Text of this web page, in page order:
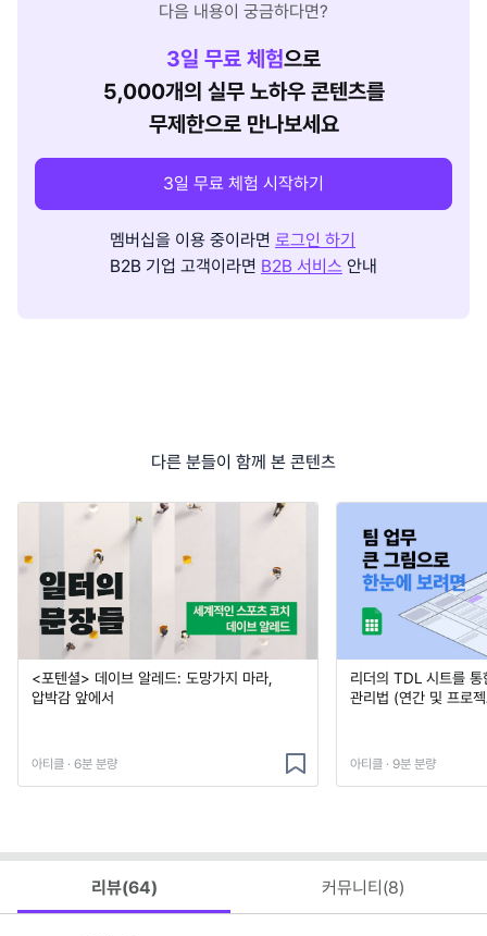
다음 내용이 궁금하다면?
3일 무료 체험으로
5,000개의 실무 노하우 콘텐츠를
무제한으로 만나보세요
3일 무료 체험 시작하기
멤버십을 이용 중이라면 로그인 하기
B2B 기업 고객이라면 B2B 서비스 안내
다른 분들이 함께 본 콘텐츠
<포텐셜> 데이브 알레드: 도망가지 마라,
압박감 앞에서
아티클 · 6분 분량
리더의 TDL 시트를
관리법 (연간 및 프로
아티클 · 9분 분량
리뷰(64) 커뮤니티(8)